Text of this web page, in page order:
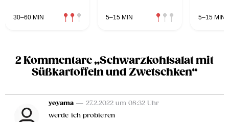
30–60 MIN 5–15 MIN 5–15 MIN
2 Kommentare „Schwarzkohlsalat mit
Süßkartoffeln und Zwetschken“
yoyama — 27.2.2022 um 08:32 Uhr
werde ich probieren